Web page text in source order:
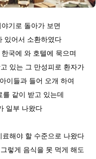
기로 돌아가 보면
있어서 소환하였다
국에 와 호텔에 묵으며
있는 그 만성피로 환자가
이들과 들어 오개 하여
를 같이 받고 있는데
일부 나왔다
해야 할 수준으로 나왔다
렇게 음식을 못 먹게 해도